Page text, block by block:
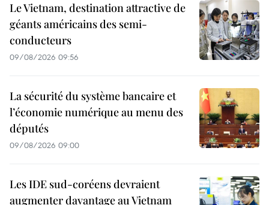
Le Vietnam, destination attractive de
géants américains des semi-
conducteurs
09/08/2026 09:56
La sécurité du système bancaire et
l’économie numérique au menu des
députés
09/08/2026 09:00
Les IDE sud-coréens devraient
augmenter davantage au Vietnam